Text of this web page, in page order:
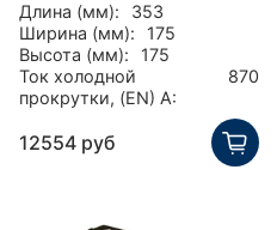
Длина (мм):
353
Ширина (мм):
175
Высота (мм):
175
Ток холодной
прокрутки, (EN) А:
870
12554 руб